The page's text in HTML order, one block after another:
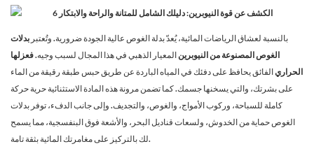
بالنسبة لعشاق الرياضات المائية، يُعدّ بدلة الغوص عالية الجودة ضرورية. وتُعتبر بدلات
الغوص المصنوعة من النيوبرينالمعيار الذهبي في هذا المجال لسبب وجيه.فعزلها
الحراريالفائق يحافظ على دفئك في المياه الباردة عن طريق حبس طبقة رقيقة من الماء
على بشرتك، والتي يسخنها جسمك. كما تضمن مرونة هذه المادة الاستثنائية حرية حركة
كاملة للسباحة، وركوب الأمواج، والغوص، والتجديف. وإلى جانب الدفء، توفر بدلات
الغوص حماية من الخدوش، ولسعات قناديل البحر، والأشعة فوق البنفسجية، مما يسمح
لك بالتركيز على مغامرتك المائية بثقة تامة.